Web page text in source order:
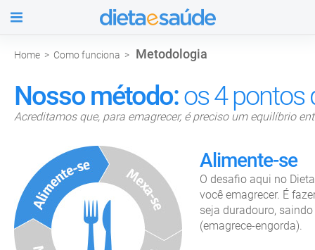
Home > Como funciona > Metodologia
Nosso método:os 4 pontos
Acreditamos que, para emagrecer, é preciso um equilíbrio
Alimente-se
O desafio aqui no
você emagrecer. É
seja duradouro,
(emagrece-engorda).